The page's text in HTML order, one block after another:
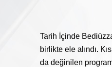
Tarih İçinde
birlikte ele alındı.
da değinilen